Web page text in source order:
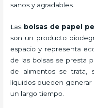
sanos y agradables.
Las bolsas de papel
son un producto
espacio y representa
de las bolsas se presta
de alimentos se trata,
líquidos pueden generar
un largo tiempo.